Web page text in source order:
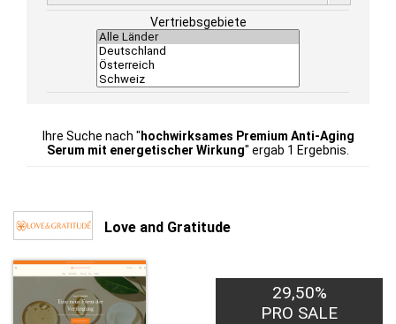
Vertriebsgebiete
Ihre Suche nach " hochwirksames Premium Anti-Aging
Serum mit energetischer Wirkung" ergab 1 Ergebnis.
Love and Gratitude
29,50%
PRO SALE